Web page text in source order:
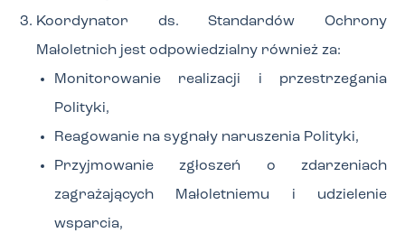
Koordynator ds. Standardów Ochrony
Małoletnich jest odpowiedzialny również za:
Monitorowanie realizacji i przestrzegania
Polityki,
Reagowanie na sygnały naruszenia Polityki,
Przyjmowanie zgłoszeń o zdarzeniach
zagrażających Małoletniemu i udzielenie
wsparcia,